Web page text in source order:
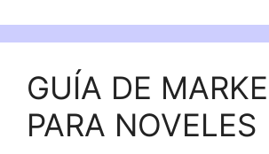
GUÍA DE
PARA NOVELES